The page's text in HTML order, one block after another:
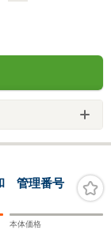
管理番号
本体価格